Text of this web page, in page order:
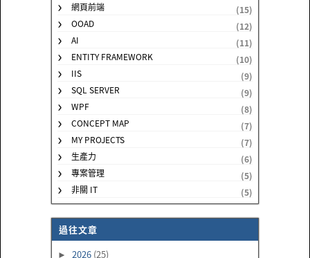
網頁前端
(15)
OOAD
(12)
AI
(11)
ENTITY FRAMEWORK
(10)
IIS
(9)
SQL SERVER
(9)
WPF
(8)
CONCEPT MAP
(7)
MY PROJECTS
(7)
生產力
(6)
專案管理
(5)
非關 IT
(5)
過往文章
► 2026 (25)